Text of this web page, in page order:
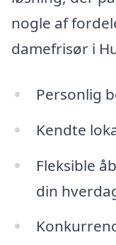
nogle af
damefrisør i
Personlig
Kendte
Fleksible
din